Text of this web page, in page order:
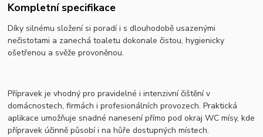
Kompletní specifikace
Díky silnému složení si poradí i s dlouhodobě usazenými
nečistotami a zanechá toaletu dokonale čistou, hygienicky
ošetřenou a svěže provoněnou.
Přípravek je vhodný pro pravidelné i intenzivní čištění v
domácnostech, firmách i profesionálních provozech. Praktická
aplikace umožňuje snadné nanesení přímo pod okraj WC mísy, kde
přípravek účinně působí i na hůře dostupných místech.